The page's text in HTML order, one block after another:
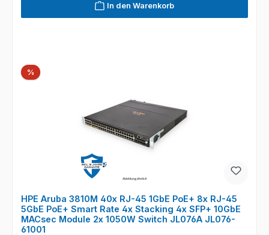
In den Warenkorb
%Rabatt
HPE Aruba 3810M 40x RJ-45 1GbE PoE+ 8x RJ-45
5GbE PoE+ Smart Rate 4x Stacking 4x SFP+ 10GbE
MACsec Module 2x 1050W Switch JL076A JL076-
61001